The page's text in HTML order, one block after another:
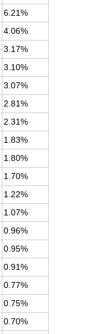
6.21%
4.06%
3.17%
3.10%
3.07%
2.81%
2.31%
1.83%
1.80%
1.70%
1.22%
1.07%
0.96%
0.95%
0.91%
0.77%
0.75%
0.70%